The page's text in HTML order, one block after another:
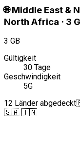
🌐 Middle East &
North Africa · 3
3 GB
Gültigkeit
30 Tage
Geschwindigkeit
5G
12 Länder abgedeckt
🇸🇦 🇹🇳